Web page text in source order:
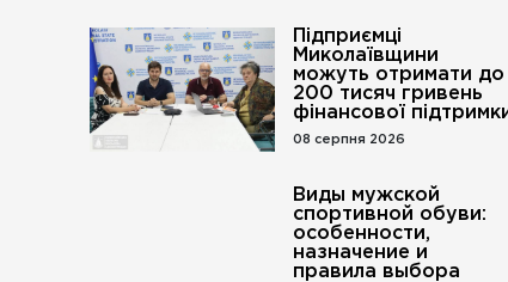
Підприємці
Миколаївщини
можуть отримати до
200 тисяч гривень
фінансової
08 серпня 2026
Виды мужской
спортивной обуви:
особенности,
назначение и
правила выбора